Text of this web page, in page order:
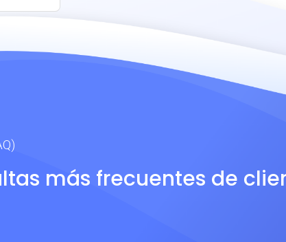
más frecuentes de